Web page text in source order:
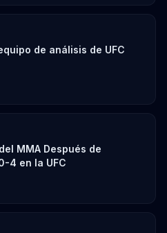
de análisis de UFC
MMA Después de
4 en la UFC